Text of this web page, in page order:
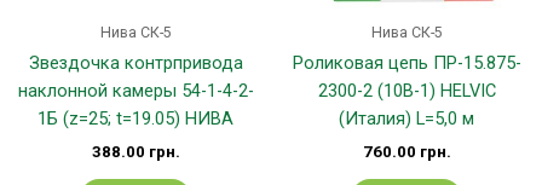
Нива СК-5
Звездочка контрпривода
наклонной камеры 54-1-4-2-
1Б (z=25; t=19.05) НИВА
388.00 грн.
Нива СК-5
Роликовая цепь ПР-15.875-
2300-2 (10B-1) HELVIC
(Италия) L=5,0 м
760.00 грн.